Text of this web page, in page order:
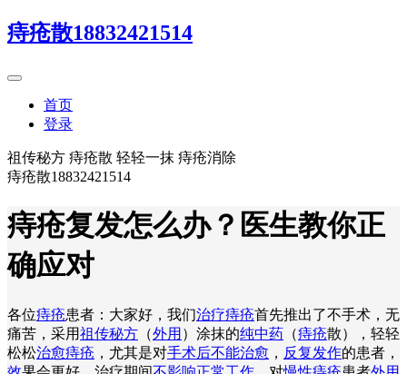
痔疮散18832421514
首页
登录
祖传秘方 痔疮散 轻轻一抹 痔疮消除
痔疮散18832421514
痔疮复发怎么办？医生教你正
确应对
各位痔疮患者：大家好，我们治疗痔疮首先推出了不手术，无
痛苦，采用祖传秘方 （外用 ）涂抹的纯中药 （痔疮散），轻轻
松松治愈痔疮 ，尤其是对手术后不能治愈 ， 反复发作的患者，